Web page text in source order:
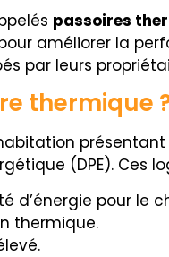
passoires
améliorer la
par leurs
thermique
(DPE). Ces
d’énergie pour le
thermique.